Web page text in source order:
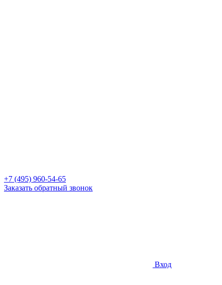
+7 (495) 960-54-65
Заказать обратный звонок
Вход